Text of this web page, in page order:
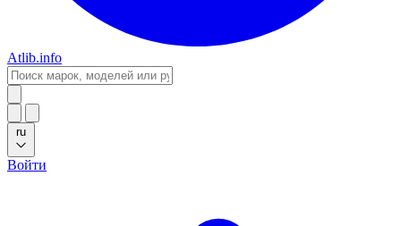
Atlib.info
ru
Войти